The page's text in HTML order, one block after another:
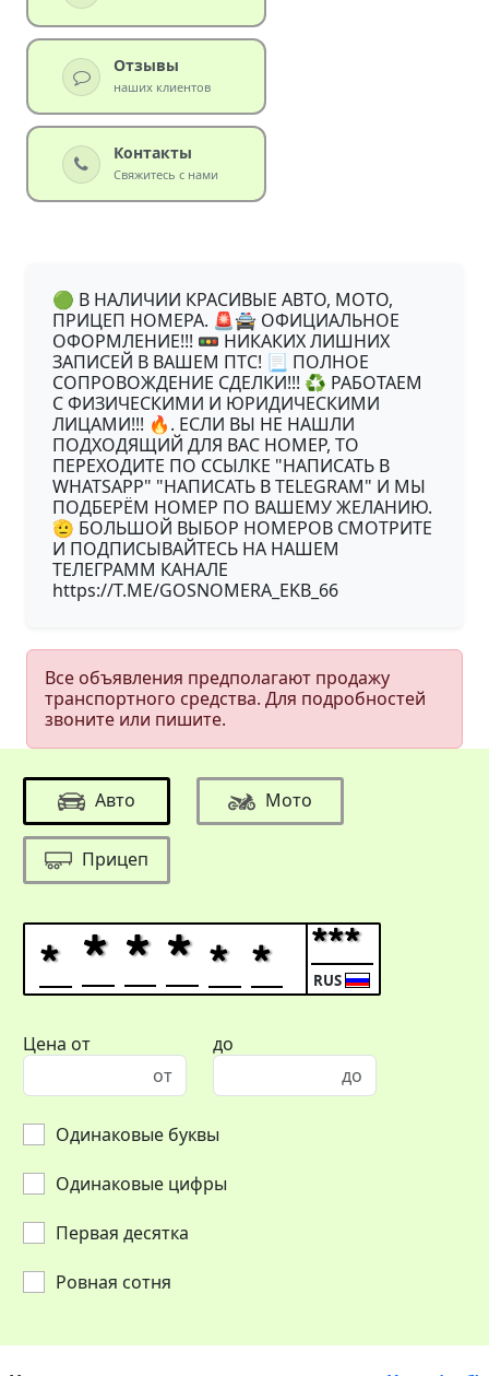
Отзывы
наших клиентов
Контакты
Свяжитесь с нами
🟢 В НАЛИЧИИ КРАСИВЫЕ АВТО, МОТО,
ПРИЦЕП НОМЕРА. 🚨🚔 ОФИЦИАЛЬНОЕ
ОФОРМЛЕНИЕ!!! 🚥 НИКАКИХ ЛИШНИХ
ЗАПИСЕЙ В ВАШЕМ ПТС! 📃 ПОЛНОЕ
СОПРОВОЖДЕНИЕ СДЕЛКИ!!! ♻ ️РАБОТАЕМ
С ФИЗИЧЕСКИМИ И ЮРИДИЧЕСКИМИ
ЛИЦАМИ!!! 🔥. ЕСЛИ ВЫ НЕ НАШЛИ
ПОДХОДЯЩИЙ ДЛЯ ВАС НОМЕР, ТО
ПЕРЕХОДИТЕ ПО ССЫЛКЕ "НАПИСАТЬ В
WHATSAPP" "НАПИСАТЬ В TELEGRAM" И МЫ
ПОДБЕРЁМ НОМЕР ПО ВАШЕМУ ЖЕЛАНИЮ.
🫡 БОЛЬШОЙ ВЫБОР НОМЕРОВ СМОТРИТЕ
И ПОДПИСЫВАЙТЕСЬ НА НАШЕМ
ТЕЛЕГРАММ КАНАЛЕ
https://T.ME/GOSNOMERA_EKB_66
Все объявления предполагают продажу
транспортного средства. Для подробностей
звоните или пишите.
Авто Мото
Прицеп
RUS
Одинаковые буквы
Одинаковые цифры
Первая десятка
Ровная сотня
Цена от до